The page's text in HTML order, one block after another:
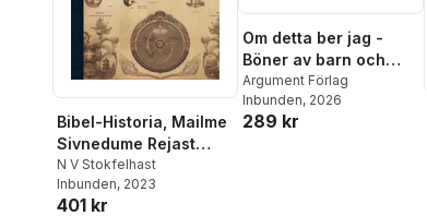
Bibel-Historia, Mailme
Sivnedume Rejast
Moses Jabmem
Ragjai, Bibel Jecas
Saniguim
N V Stokfelhast
Inbunden, 2023
401 kr
Om detta ber jag -
Böner av barn och
unga i Luleå stift
Argument Förlag
Inbunden, 2026
289 kr